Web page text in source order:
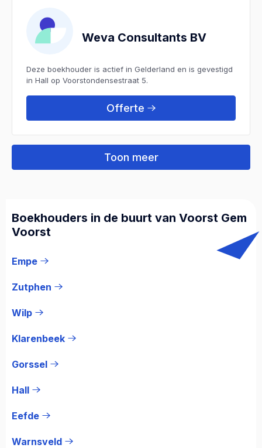
Weva Consultants BV
Deze boekhouder is actief in Gelderland en is gevestigd
in Hall op Voorstondensestraat 5.
Offerte
Toon meer
Boekhouders in de buurt van Voorst Gem
Voorst
Empe
Zutphen
Wilp
Klarenbeek
Gorssel
Hall
Eefde
Warnsveld